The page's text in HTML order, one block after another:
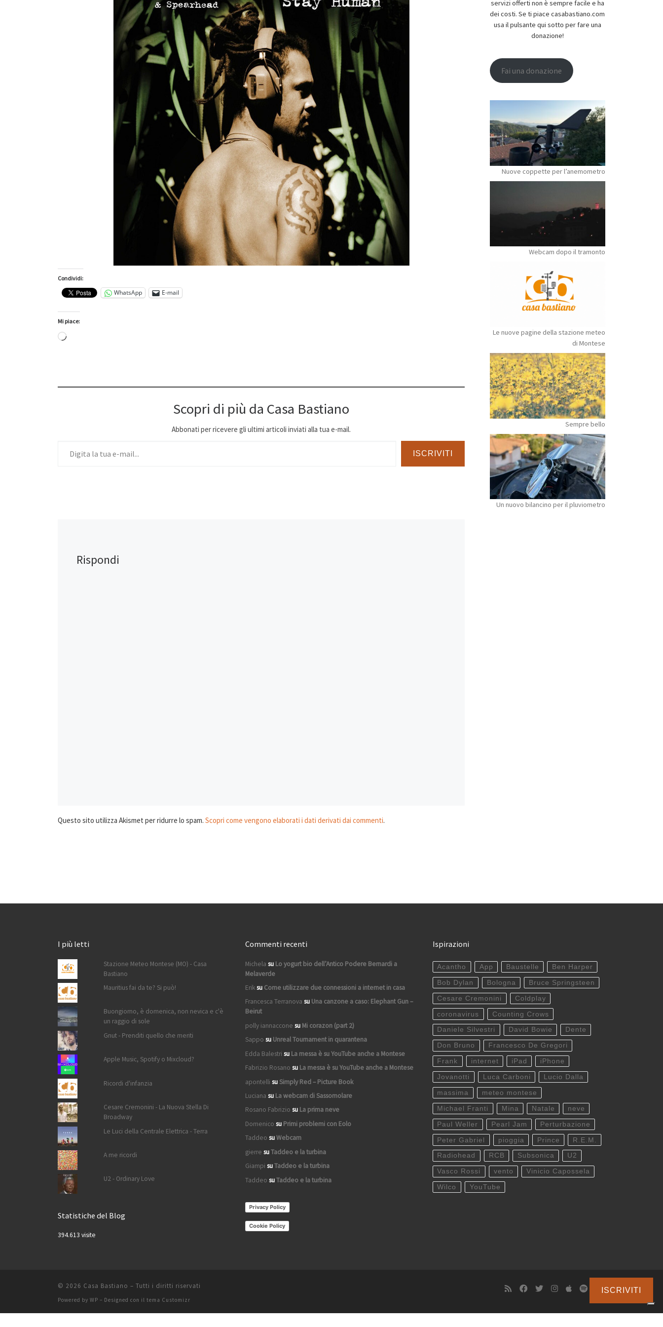
Condividi:
WhatsApp E-mail
Mi piace:
Caricamento in corso…
Scopri di più da Casa Bastiano
Abbonati per ricevere gli ultimi articoli inviati alla tua e-mail.
ISCRIVITI
Rispondi
Questo sito utilizza Akismet per ridurre lo spam. Scopri come vengono elaborati i dati derivati dai commenti.
servizi offerti non è sempre facile e ha
dei costi. Se ti piace casabastiano.com
usa il pulsante qui sotto per fare una
donazione!
Fai una donazione
Nuove coppette per l’anemometro
Webcam dopo il tramonto
Le nuove pagine della stazione meteo
di Montese
Sempre bello
Un nuovo bilancino per il pluviometro
I più letti
Stazione Meteo Montese (MO) - Casa
Bastiano
Mauritius fai da te? Si può!
Buongiorno, è domenica, non nevica e c'è
un raggio di sole
Gnut - Prenditi quello che meriti
Apple Music, Spotify o Mixcloud?
Ricordi d'infanzia
Cesare Cremonini - La Nuova Stella Di
Broadway
Le Luci della Centrale Elettrica - Terra
A me ricordi
U2 - Ordinary Love
Statistiche del Blog
394.613 visite
Commenti recenti
Michela su Lo yogurt bio dell’Antico Podere Bernardi a
Melaverde
Eriksu Come utilizzare due connessioni a internet in casa
Francesca Terranova su Una canzone a caso: Elephant Gun –
Beirut
polly iannaccone su Mi corazon (part 2)
Sappo su Unreal Tournament in quarantena
Edda Balestri su La messa è su YouTube anche a Montese
Fabrizio Rosano su La messa è su YouTube anche a Montese
apontelli suSimply Red – Picture Book
Luciana su La webcam di Sassomolare
Rosano Fabrizio su La prima neve
Domenico su Primi problemi con Eolo
Taddeo suWebcam
gierre suTaddeo e la turbina
Giampi suTaddeo e la turbina
Taddeo suTaddeo e la turbina
Privacy Policy
Cookie Policy
Ispirazioni
Acantho App Baustelle Ben Harper
Bob Dylan Bologna Bruce Springsteen
Cesare Cremonini Coldplay
coronavirus Counting Crows
Daniele Silvestri David Bowie Dente
Don Bruno Francesco De Gregori
Frank internet iPad iPhone
Jovanotti Luca Carboni Lucio Dalla
massima meteo montese
Michael Franti Mina Natale neve
Paul Weller Pearl Jam Perturbazione
Peter Gabriel pioggia Prince R.E.M.
Radiohead RCB Subsonica U2
Vasco Rossi vento Vinicio Capossela
Wilco YouTube
© 2026 Casa Bastiano – Tutti i diritti riservati
Powered by WP – Designed con il tema Customizr
ISCRIVITI